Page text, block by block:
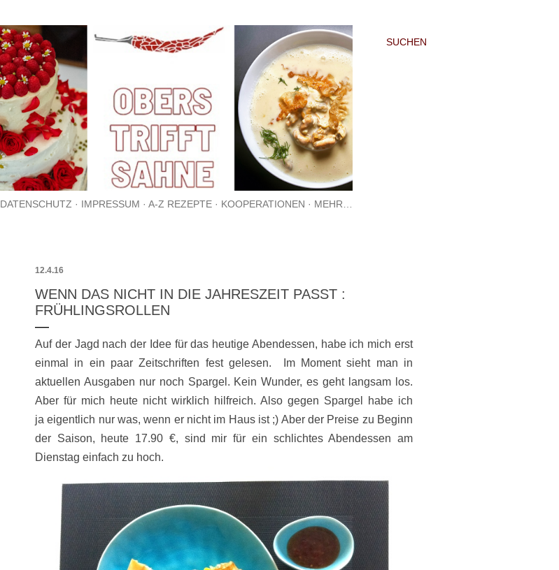
SUCHEN
DATENSCHUTZ IMPRESSUM A-Z REZEPTE KOOPERATIONEN MEHR…
12.4.16
WENN DAS NICHT IN DIE JAHRESZEIT PASST :
FRÜHLINGSROLLEN
Auf der Jagd nach der Idee für das heutige Abendessen, habe ich mich erst
einmal in ein paar Zeitschriften fest gelesen. Im Moment sieht man in
aktuellen Ausgaben nur noch Spargel. Kein Wunder, es geht langsam los.
Aber für mich heute nicht wirklich hilfreich. Also gegen Spargel habe ich
ja eigentlich nur was, wenn er nicht im Haus ist ;) Aber der Preise zu Beginn
der Saison, heute 17.90 €, sind mir für ein schlichtes Abendessen am
Dienstag einfach zu hoch.